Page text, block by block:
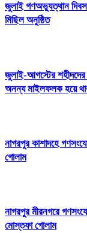
জুলাই গণঅভ্যুত্থান
মিছিল অনুষ্ঠিত
জুলাই-আগস্টের শহীদদের
অনন্য মাইলফলক হয়ে
নাগরপুর কাশাদহে
গোলাম
নাগরপুর মীরনগরে
মোস্তফা গোলাম